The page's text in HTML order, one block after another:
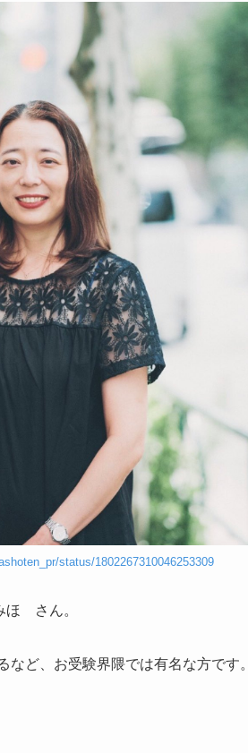
status/1802267310046253309
ほ さん。
など、お受験界隈では有名な方です。